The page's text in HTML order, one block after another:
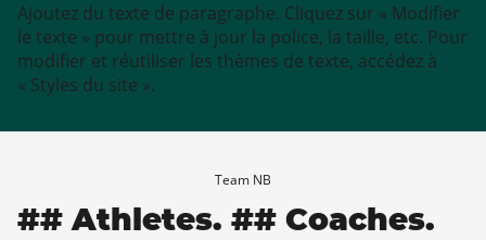
Ajoutez du texte de paragraphe. Cliquez sur « Modifier
le texte » pour mettre à jour la police, la taille, etc. Pour
modifier et réutiliser les thèmes de texte, accédez à
« Styles du site ».
Team NB
## Athletes. ## Coaches.